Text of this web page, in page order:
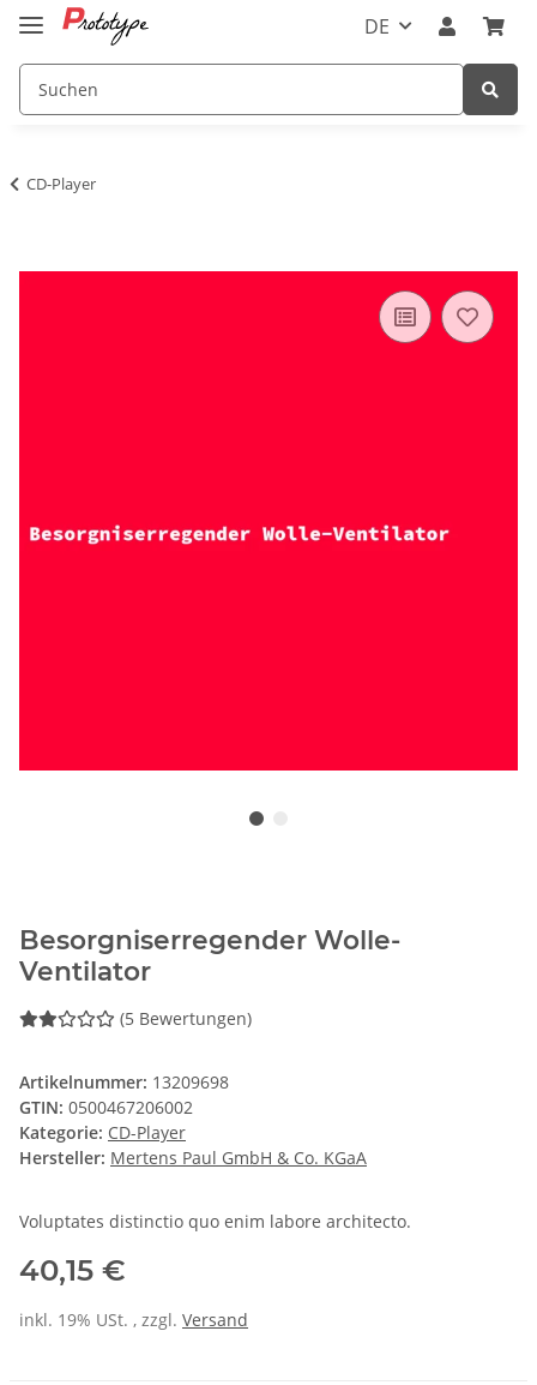
DE
CD-Player
Besorgniserregender Wolle-
Ventilator
(5 Bewertungen)
Artikelnummer: 13209698
GTIN: 0500467206002
Kategorie: CD-Player
Hersteller: Mertens Paul GmbH & Co. KGaA
Voluptates distinctio quo enim labore architecto.
40,15 €
inkl. 19% USt. , zzgl. Versand